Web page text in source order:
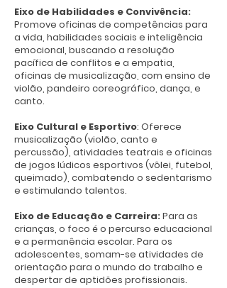
de ajudar pessoas que precisam, doando
cestas básicas e ajudando pessoas que
moram na rua. Eu me inspiro no projeto,
porque aqui eu aprendo coisas boas que
podem me ajudar a realizar esse sonho.
Se eu pudesse ensinar algo para outras
crianças, eu diria para amar o próximo e
sempre ajudar quem precisa. Também
diria que, se alguma criança for muito
tímida, como eu era antes, ela não
precisa ter vergonha, porque aqui no
fazem a gente se sentir melhor.
Para mim, o projeto é como se fosse uma
segunda casa. O que eu mais gosto aqui
são os “tios” e a forma carinhosa como
Eixo de Habilidades e Convivência:
Promove oficinas de competências para
a vida, habilidades sociais e inteligência
emocional, buscando a resolução
pacífica de conflitos e a empatia,
oficinas de musicalização, com ensino de
violão, pandeiro coreográfico, dança, e
canto.
Eixo Cultural e Esportivo: Oferece
musicalização (violão, canto e
percussão), atividades teatrais e oficinas
de jogos lúdicos esportivos (vôlei, futebol,
queimado), combatendo o sedentarismo
e estimulando talentos.
Eixo de Educação e Carreira:Para as
crianças, o foco é o percurso educacional
e a permanência escolar. Para os
adolescentes, somam-se atividades de
orientação para o mundo do trabalho e
despertar de aptidões profissionais.